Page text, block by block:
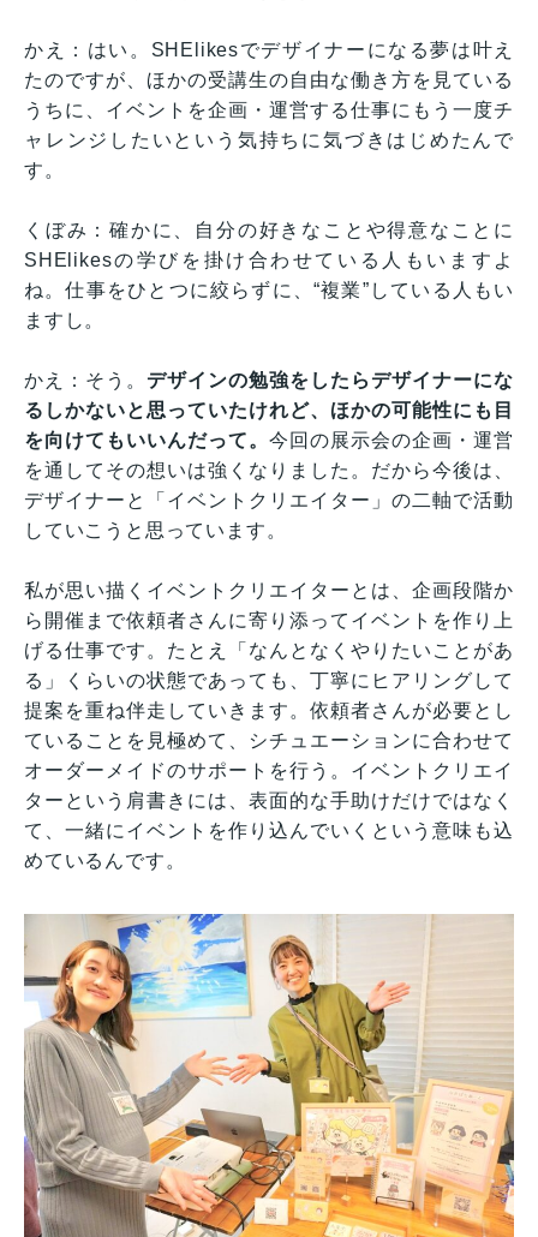
かえ：はい。SHElikesでデザイナーになる夢は叶え
たのですが、ほかの受講生の自由な働き方を見ている
うちに、イベントを企画・運営する仕事にもう一度チ
ャレンジしたいという気持ちに気づきはじめたんで
す。
くぼみ：確かに、自分の好きなことや得意なことに
SHElikesの学びを掛け合わせている人もいますよ
ね。仕事をひとつに絞らずに、“複業”している人もい
ますし。
かえ：そう。 デザインの勉強をしたらデザイナーにな
るしかないと思っていたけれど、ほかの可能性にも目
を向けてもいいんだって。今回の展示会の企画・運営
を通してその想いは強くなりました。だから今後は、
デザイナーと「イベントクリエイター」の二軸で活動
していこうと思っています。
私が思い描くイベントクリエイターとは、企画段階か
ら開催まで依頼者さんに寄り添ってイベントを作り上
げる仕事です。たとえ「なんとなくやりたいことがあ
る」くらいの状態であっても、丁寧にヒアリングして
提案を重ね伴走していきます。依頼者さんが必要とし
ていることを見極めて、シチュエーションに合わせて
オーダーメイドのサポートを行う。イベントクリエイ
ターという肩書きには、表面的な手助けだけではなく
て、一緒にイベントを作り込んでいくという意味も込
めているんです。